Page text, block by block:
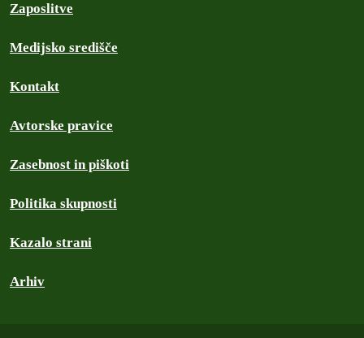
Zaposlitve
Medijsko središče
Kontakt
Avtorske pravice
Zasebnost in piškoti
Politika skupnosti
Kazalo strani
Arhiv